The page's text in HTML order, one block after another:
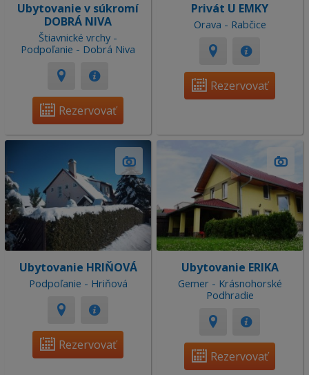
Ubytovanie v súkromí
DOBRÁ NIVA
Štiavnické vrchy -
Podpoľanie - Dobrá Niva
Rezervovať
Privát U EMKY
Orava - Rabčice
Rezervovať
Ubytovanie HRIŇOVÁ
Podpoľanie - Hriňová
Rezervovať
Ubytovanie ERIKA
Gemer - Krásnohorské
Podhradie
Rezervovať